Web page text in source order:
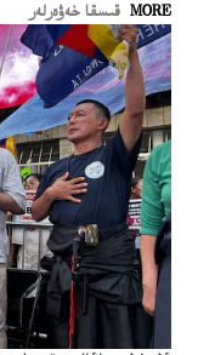
MORE قىسقا خەۋەرلەر